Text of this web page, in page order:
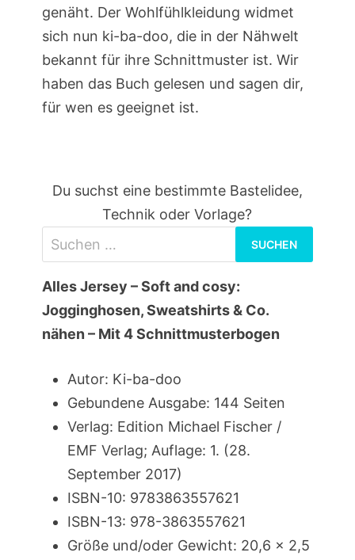
genäht. Der Wohlfühlkleidung widmet
sich nun ki-ba-doo, die in der Nähwelt
bekannt für ihre Schnittmuster ist. Wir
haben das Buch gelesen und sagen dir,
für wen es geeignet ist.
Du suchst eine bestimmte Bastelidee,
Technik oder Vorlage?
nach:
Alles Jersey – Soft and cosy:
Jogginghosen, Sweatshirts & Co.
nähen – Mit 4 Schnittmusterbogen
Autor: Ki-ba-doo
Gebundene Ausgabe: 144 Seiten
Verlag: Edition Michael Fischer /
EMF Verlag; Auflage: 1. (28.
September 2017)
ISBN-10: 9783863557621
ISBN-13: 978-3863557621
Größe und/oder Gewicht: 20,6 x 2,5